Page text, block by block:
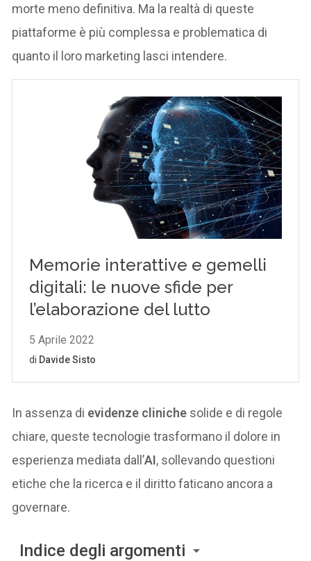
morte meno definitiva. Ma la realtà di queste
piattaforme è più complessa e problematica di
quanto il loro marketing lasci intendere.
In assenza di evidenze cliniche solide e di regole
chiare, queste tecnologie trasformano il dolore in
esperienza mediata dall’AI, sollevando questioni
etiche che la ricerca e il diritto faticano ancora a
governare.
Indice degli argomenti